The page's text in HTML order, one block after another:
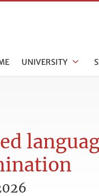
UNIVERSITY